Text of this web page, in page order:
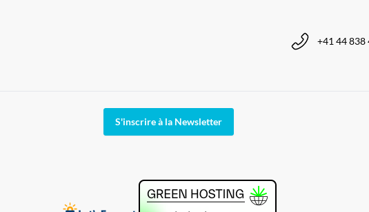
+41 44 838
S'inscrire à la Newsletter